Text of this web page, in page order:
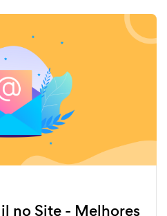
no Site - Melhores